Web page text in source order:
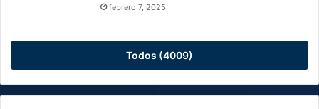
febrero 7, 2025
Todos (4009)